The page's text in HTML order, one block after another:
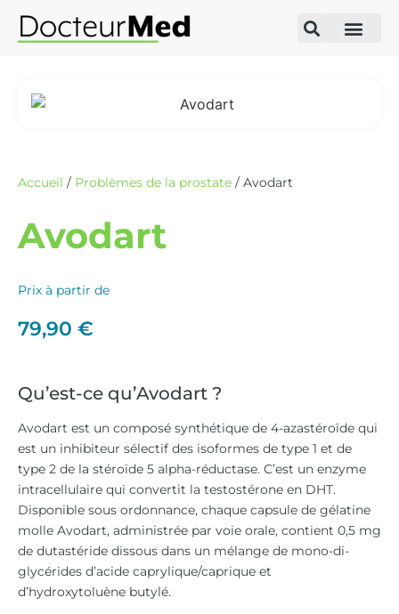
Accueil / Problèmes de la prostate / Avodart
Avodart
Prix à partir de
79,90 €
Qu’est-ce qu’Avodart ?
Avodart est un composé synthétique de 4-azastéroïde qui
est un inhibiteur sélectif des isoformes de type 1 et de
type 2 de la stéroïde 5 alpha-réductase. C’est un enzyme
intracellulaire qui convertit la testostérone en DHT.
Disponible sous ordonnance, chaque capsule de gélatine
molle Avodart, administrée par voie orale, contient 0,5 mg
de dutastéride dissous dans un mélange de mono-di-
glycérides d’acide caprylique/caprique et
d’hydroxytoluène butylé.